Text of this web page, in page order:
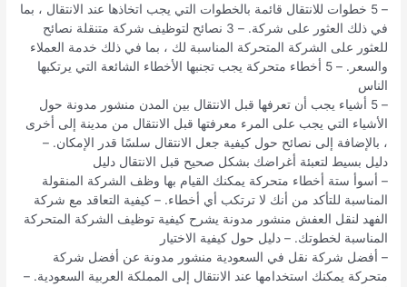
– 5 خطوات للانتقال قائمة بالخطوات التي يجب اتخاذها عند الانتقال ، بما
في ذلك العثور على شركة. – 3 نصائح لتوظيف شركة متنقلة نصائح
للعثور على الشركة المتحركة المناسبة لك ، بما في ذلك خدمة العملاء
والسعر. – 5 أخطاء متحركة يجب تجنبها الأخطاء الشائعة التي يرتكبها
الناس
– 5 أشياء يجب أن تعرفها قبل الانتقال بين المدن منشور مدونة حول
الأشياء التي يجب على المرء معرفتها قبل الانتقال من مدينة إلى أخرى
، بالإضافة إلى نصائح حول كيفية جعل الانتقال سلسًا قدر الإمكان. –
دليل بسيط لتعبئة أغراضك بشكل صحيح قبل الانتقال دليل
– أسوأ ستة أخطاء متحركة يمكنك القيام بها وظف الشركة المنقولة
المناسبة للتأكد من أنك لا ترتكب أي أخطاء. – كيفية التعاقد مع شركة
الفهد لنقل العفش منشور مدونة يشرح كيفية توظيف الشركة المتحركة
المناسبة لخطوتك. – دليل حول كيفية الاختيار
– أفضل شركة نقل في السعودية منشور مدونة عن أفضل شركة
متحركة يمكنك استخدامها عند الانتقال إلى المملكة العربية السعودية. –